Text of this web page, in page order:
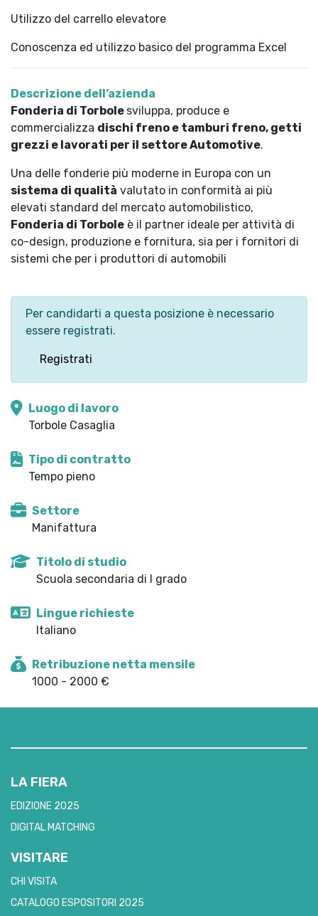
Utilizzo del carrello elevatore
Conoscenza ed utilizzo basico del programma Excel
Descrizione dell’azienda
Fonderia di Torbole sviluppa, produce e
commercializza dischi freno e tamburi freno, getti
grezzi e lavorati per il settore Automotive.
Una delle fonderie più moderne in Europa con un
sistema di qualità valutato in conformità ai più
elevati standard del mercato automobilistico,
Fonderia di Torbole è il partner ideale per attività di
co-design, produzione e fornitura, sia per i fornitori di
sistemi che per i produttori di automobili
Per candidarti a questa posizione è necessario
essere registrati.
Registrati
Luogo di lavoro
Torbole Casaglia
Tipo di contratto
Tempo pieno
Settore
Manifattura
Titolo di studio
Scuola secondaria di I grado
Lingue richieste
Italiano
Retribuzione netta mensile
1000 - 2000 €
LA FIERA
EDIZIONE 2025
DIGITAL MATCHING
VISITARE
CHI VISITA
CATALOGO ESPOSITORI 2025